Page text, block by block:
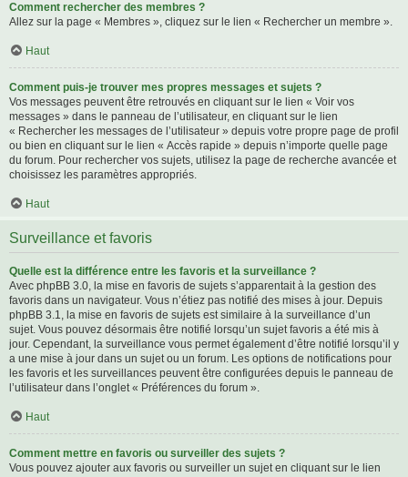
Comment rechercher des membres ?
Allez sur la page « Membres », cliquez sur le lien « Rechercher un membre ».
Haut
Comment puis-je trouver mes propres messages et sujets ?
Vos messages peuvent être retrouvés en cliquant sur le lien « Voir vos
messages » dans le panneau de l’utilisateur, en cliquant sur le lien
« Rechercher les messages de l’utilisateur » depuis votre propre page de profil
ou bien en cliquant sur le lien « Accès rapide » depuis n’importe quelle page
du forum. Pour rechercher vos sujets, utilisez la page de recherche avancée et
choisissez les paramètres appropriés.
Haut
Surveillance et favoris
Quelle est la différence entre les favoris et la surveillance ?
Avec phpBB 3.0, la mise en favoris de sujets s’apparentait à la gestion des
favoris dans un navigateur. Vous n’étiez pas notifié des mises à jour. Depuis
phpBB 3.1, la mise en favoris de sujets est similaire à la surveillance d’un
sujet. Vous pouvez désormais être notifié lorsqu’un sujet favoris a été mis à
jour. Cependant, la surveillance vous permet également d’être notifié lorsqu’il y
a une mise à jour dans un sujet ou un forum. Les options de notifications pour
les favoris et les surveillances peuvent être configurées depuis le panneau de
l’utilisateur dans l’onglet « Préférences du forum ».
Haut
Comment mettre en favoris ou surveiller des sujets ?
Vous pouvez ajouter aux favoris ou surveiller un sujet en cliquant sur le lien